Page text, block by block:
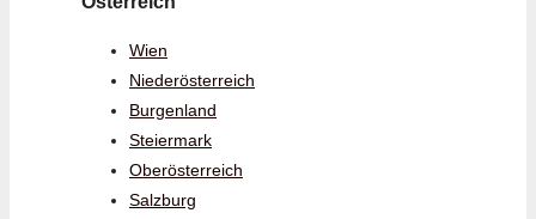
Wien
Niederösterreich
Burgenland
Steiermark
Oberösterreich
Salzburg